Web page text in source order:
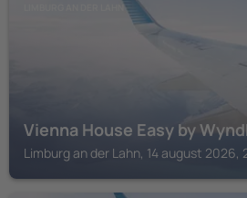
LIMBURG AN DER LAHN
Vienna House Easy by
Limburg an der Lahn, 14 august 2026,